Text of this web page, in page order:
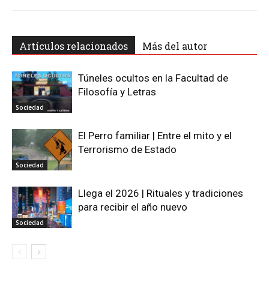
Artículos relacionados Más del autor
Sociedad
Túneles ocultos en la Facultad de
Filosofía y Letras
Sociedad
El Perro familiar | Entre el mito y el
Terrorismo de Estado
Sociedad
Llega el 2026 | Rituales y tradiciones
para recibir el año nuevo